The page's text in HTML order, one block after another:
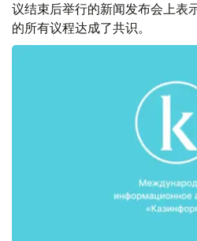
议结束后举行的新闻发布会上表
的所有议程达成了共识。